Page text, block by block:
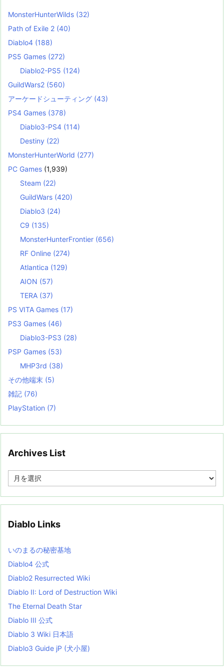
MonsterHunterWilds (32)
Path of Exile 2 (40)
Diablo4 (188)
PS5 Games (272)
Diablo2-PS5 (124)
GuildWars2 (560)
アーケードシューティング (43)
PS4 Games (378)
Diablo3-PS4 (114)
Destiny (22)
MonsterHunterWorld (277)
PC Games (1,939)
Steam (22)
GuildWars (420)
Diablo3 (24)
C9 (135)
MonsterHunterFrontier (656)
RF Online (274)
Atlantica (129)
AION (57)
TERA (37)
PS VITA Games (17)
PS3 Games (46)
Diablo3-PS3 (28)
PSP Games (53)
MHP3rd (38)
その他端末 (5)
雑記 (76)
PlayStation (7)
Archives List
e
i
s
t
Diablo Links
いのまるの秘密基地
Diablo4 公式
Diablo2 Resurrected Wiki
Diablo II: Lord of Destruction Wiki
The Eternal Death Star
Diablo III 公式
Diablo 3 Wiki 日本語
Diablo3 Guide jP (犬小屋)